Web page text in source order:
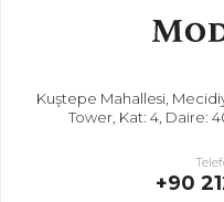
Kuştepe Mahallesi,
Tower, Kat: 4, Daire:
+90